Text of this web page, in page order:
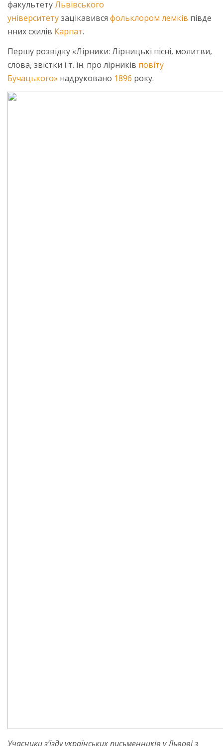
факультетуЛьвівського
університетузацікавився фольклором лемків півде
нних схилів Карпат.
Першу розвідку «Лірники: Лірницькі пісні, молитви,
слова, звістки і т. ін. про лірників повіту
Бучацького» надруковано 1896 року.
Учасники з’їзду українських письменників у Львові з